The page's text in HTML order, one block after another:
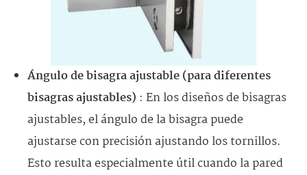
Ángulo de bisagra ajustable (para diferentes
bisagras ajustables) : En los diseños de bisagras
ajustables, el ángulo de la bisagra puede
ajustarse con precisión ajustando los tornillos.
Esto resulta especialmente útil cuando la pared